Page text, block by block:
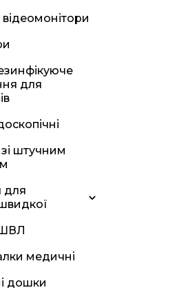
відеомонітори
для
штучним
для
медичні
дошки